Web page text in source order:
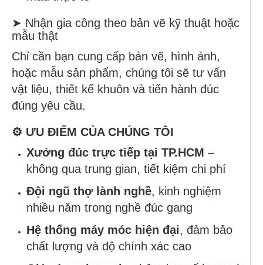
➤ Nhận gia công theo bản vẽ kỹ thuật hoặc
mẫu thật
Chỉ cần bạn cung cấp bản vẽ, hình ảnh,
hoặc mẫu sản phẩm, chúng tôi sẽ tư vấn
vật liệu, thiết kế khuôn và tiến hành đúc
đúng yêu cầu.
⚙️ ƯU ĐIỂM CỦA CHÚNG TÔI
Xưởng đúc trực tiếp tại TP.HCM –
không qua trung gian, tiết kiệm chi phí
Đội ngũ thợ lành nghề, kinh nghiệm
nhiều năm trong nghề đúc gang
Hệ thống máy móc hiện đại, đảm bảo
chất lượng và độ chính xác cao